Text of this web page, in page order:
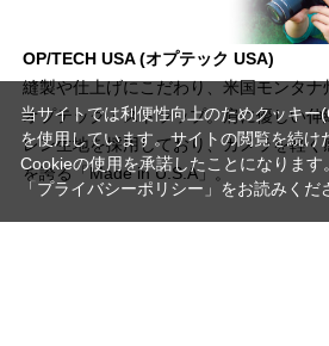
OP/TECH USA (オプテック USA)
縫製や仕上げにこだわり、米国モンタ
オプテック・ストラップ。肩に優しい
レン生地を採用しており、カメラを軽く
を誇る「Made in U.S.A」。
当サイトでは利便性向上のためクッキー
を使用しています。サイトの閲覧を続け
Cookieの使用を承諾したことになります
「プライバシーポリシー」 をお読みくだ